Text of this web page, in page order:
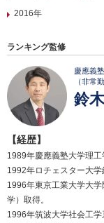
2016年
ランキング監修
慶應義
（非常勤
鈴
【経歴】
1989年慶應義塾大学理工
1992年ロチェスター大学
1996年東京工業大学大
学）取得。
1996年筑波大学社会工学